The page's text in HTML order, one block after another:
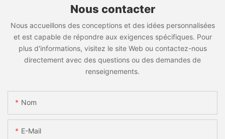
Nous contacter
Nous accueillons des conceptions et des idées personnalisées
et est capable de répondre aux exigences spécifiques. Pour
plus d'informations, visitez le site Web ou contactez-nous
directement avec des questions ou des demandes de
renseignements.
Nom
E-Mail